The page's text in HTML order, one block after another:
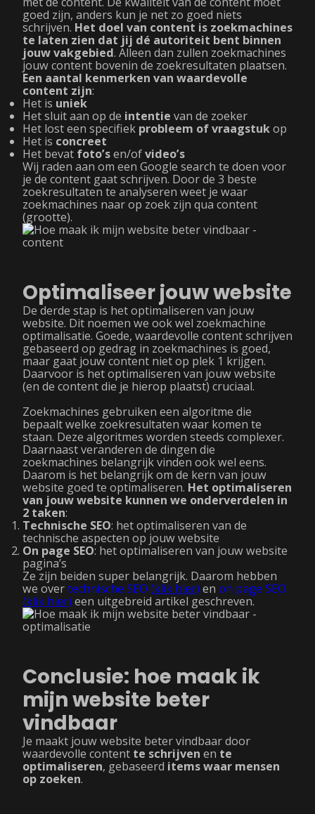
goed zijn, anders kun je net zo goed niets
schrijven. Het doel van content is zoekmachines
te laten zien dat jij dé autoriteit bent binnen
jouw vakgebied. Alleen dan zullen zoekmachines
jouw content bovenin de zoekresultaten plaatsen.
Een aantal kenmerken van waardevolle
content zijn:
Het is uniek
Het sluit aan op de intentie van de zoeker
Het lost een specifiek probleem of vraagstukop
Het is concreet
Het bevat foto’sen/ofvideo’s
Wij raden aan om een Google search te doen voor
je de content gaat schrijven. Door de 3 beste
zoekresultaten te analyseren weet je waar
zoekmachines naar op zoek zijn qua content
(grootte).
Optimaliseer jouw website
De derde stap is het optimaliseren van jouw
website. Dit noemen we ook wel zoekmachine
optimalisatie. Goede, waardevolle content schrijven
gebaseerd op gedrag in zoekmachines is goed,
maar gaat jouw content niet op plek 1 krijgen.
Daarvoor is het optimaliseren van jouw website
(en de content die je hierop plaatst) cruciaal.
Zoekmachines gebruiken een algoritme die
bepaalt welke zoekresultaten waar komen te
staan. Deze algoritmes worden steeds complexer.
Daarnaast veranderen de dingen die
zoekmachines belangrijk vinden ook wel eens.
Daarom is het belangrijk om de kern van jouw
website goed te optimaliseren. Het optimaliseren
van jouw website kunnen we onderverdelen in
2 taken:
Technische SEO: het optimaliseren van de
technische aspecten op jouw website
On page SEO: het optimaliseren van jouw website
pagina’s
Ze zijn beiden super belangrijk. Daarom hebben
we overtechnische SEO (klik hier) en on page SEO
(klik hier) een uitgebreid artikel geschreven.
Conclusie: hoe maak ik
mijn website beter
vindbaar
Je maakt jouw website beter vindbaar door
waardevolle content te schrijven en te
optimaliseren, gebaseerd items waar mensen
op zoeken.